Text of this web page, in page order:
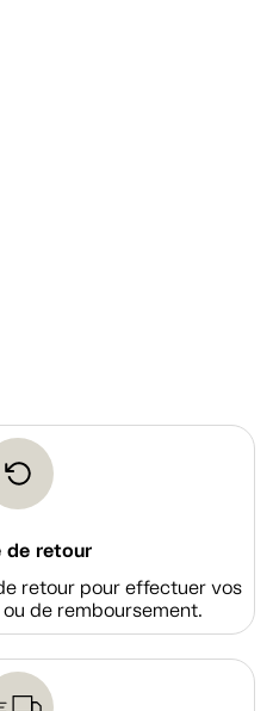
de retour
retour pour effectuer vos
de remboursement.